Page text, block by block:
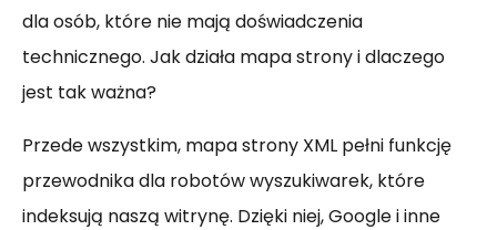
dla osób, które nie mają doświadczenia
technicznego. Jak działa mapa strony i dlaczego
jest tak ważna?
Przede wszystkim, mapa strony XML pełni funkcję
przewodnika dla robotów wyszukiwarek, które
indeksują naszą witrynę. Dzięki niej, Google i inne